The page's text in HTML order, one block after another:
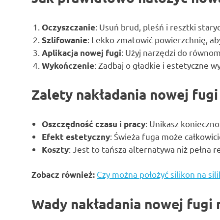
Oczyszczanie: Usuń brud, pleśń i resztki
Szlifowanie: Lekko zmatowić powierzchnię,
Aplikacja nowej fugi: Użyj narzędzi do
Wykończenie: Zadbaj o gładkie i estetyczne
Zalety nakładania nowej
Oszczędność czasu i pracy: Unikasz
Efekt estetyczny: Świeża fuga może
Koszty: Jest to tańsza alternatywa niż pełna
Zobacz również: Czy można położyć silikon na
Wady nakładania nowej fugi